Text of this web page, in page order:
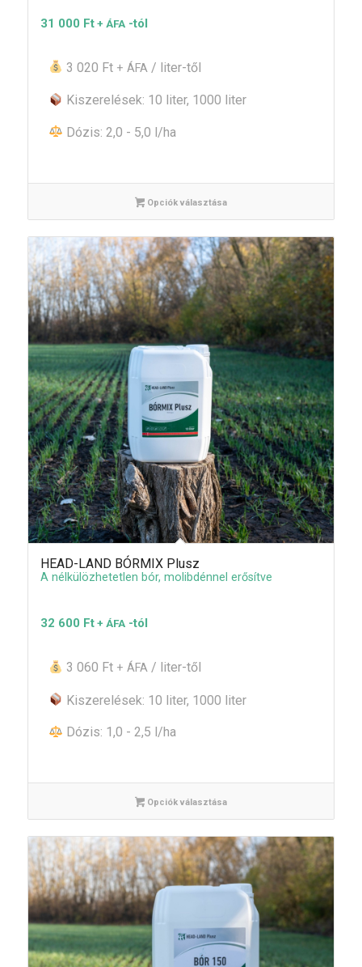
31 000 Ft+ ÁFA-tól
3 020 Ft+ ÁFA / liter-től
Kiszerelések: 10 liter, 1000 liter
Dózis: 2,0 - 5,0 l/ha
Opciók választása
HEAD-LAND BÓRMIX Plusz
A nélkülözhetetlen bór, molibdénnel erősítve
32 600 Ft+ ÁFA-tól
3 060 Ft+ ÁFA/ liter-től
Kiszerelések: 10 liter, 1000 liter
Dózis: 1,0 - 2,5 l/ha
Opciók választása